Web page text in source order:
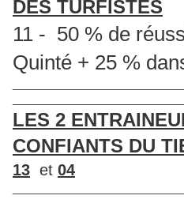
DES TURFISTES
11 - 50 % de
Quinté + 25 %
LES 2
CONFIANTS DU
13 et 04